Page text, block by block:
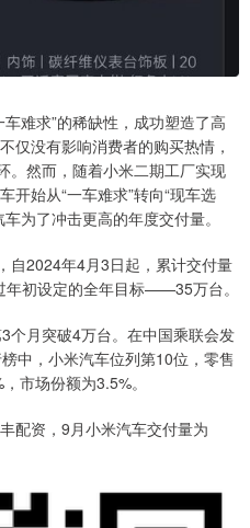
难求”的稀缺性，成功塑造了高
仅没有影响消费者的购买热情，
。然而，随着小米二期工厂实现
开始从“一车难求”转向“现车选
为了冲击更高的年度交付量。
2024年4月3日起，累计交付量
初设定的全年目标——35万台。
月突破4万台。在中国乘联会发
中，小米汽车位列第10位，零售
市场份额为3.5%。
资，9月小米汽车交付量为